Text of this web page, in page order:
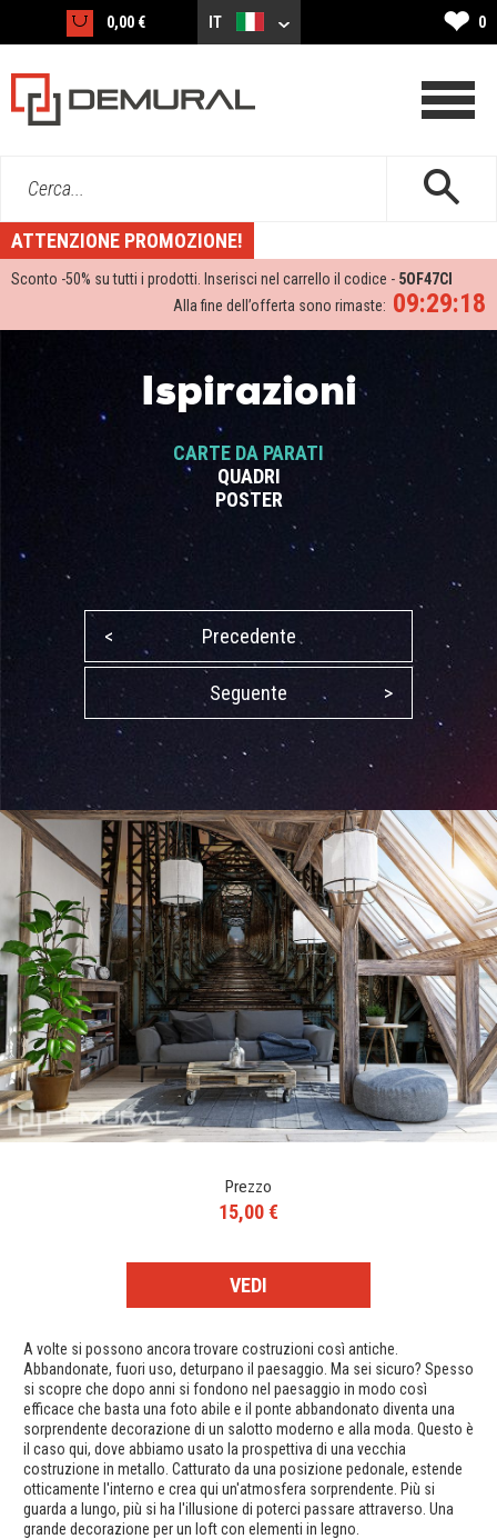
0,00 € IT ❤ 0
Cerca...
ATTENZIONE PROMOZIONE!
Sconto -50% su tutti i prodotti. Inserisci nel carrello il codice - 5OF47CI
09:29:18
Alla fine dell’offerta sono rimaste:
Ispirazioni
CARTE DA PARATI
QUADRI
POSTER
< Precedente
Seguente >
Prezzo
15,00 €
VEDI
A volte si possono ancora trovare costruzioni così antiche.
Abbandonate, fuori uso, deturpano il paesaggio. Ma sei sicuro? Spesso
si scopre che dopo anni si fondono nel paesaggio in modo così
efficace che basta una foto abile e il ponte abbandonato diventa una
sorprendente decorazione di un salotto moderno e alla moda. Questo è
il caso qui, dove abbiamo usato la prospettiva di una vecchia
costruzione in metallo. Catturato da una posizione pedonale, estende
otticamente l'interno e crea qui un'atmosfera sorprendente. Più si
guarda a lungo, più si ha l'illusione di poterci passare attraverso. Una
grande decorazione per un loft con elementi in legno.